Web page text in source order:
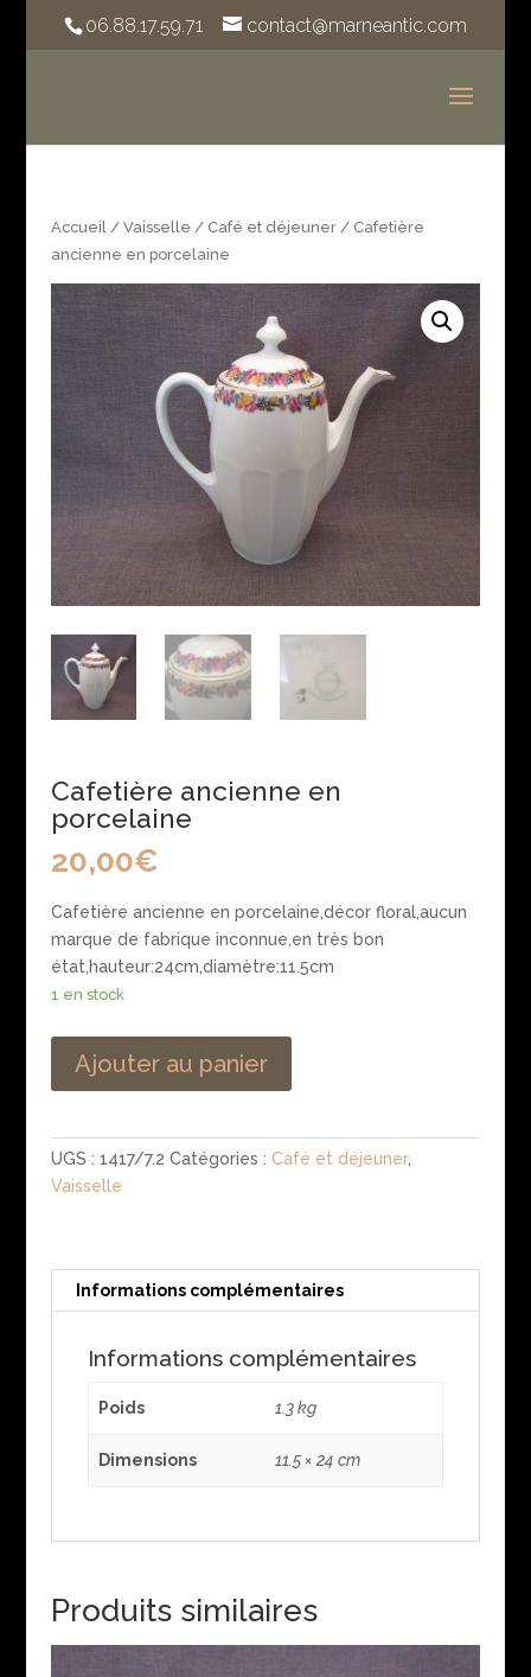
06.88.17.59.71 contact@marneantic.com
Accueil/ Vaisselle / Café et déjeuner/ Cafetière
ancienne en porcelaine
Cafetière ancienne en
porcelaine
20,00€
Cafetière ancienne en porcelaine,décor floral,aucun
marque de fabrique inconnue,en très bon
état,hauteur:24cm,diamètre:11.5cm
1 en stock
Ajouter au panier
UGS : 1417/7.2 Catégories : Café et déjeuner,
Vaisselle
Informations complémentaires
Informations complémentaires
Poids 1.3 kg
Dimensions 11.5 × 24 cm
Produits similaires